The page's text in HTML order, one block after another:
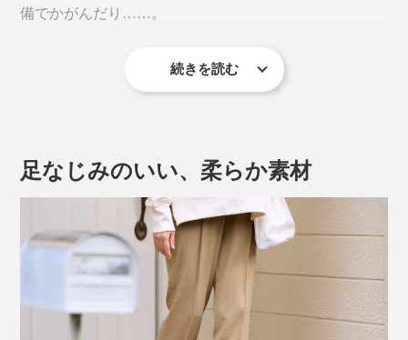
備でかがんだり……。
そんな過酷な労働環境を快適に乗り切るために、選ばれ
「エミレーツ航空」「ブリティッシュ航空」などでは、
公式ユニフォーム用シューズとして採用。
イギリス「ヒースロー空港」やオランダ「スキポール空
港」では、キャビンクルー向けに定期的に展示販売会が
行われるほど。履き心地の快適さはお墨付きです。
続きを読む
足なじみのいい、柔らか素材